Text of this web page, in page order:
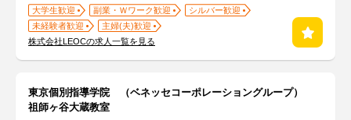
大学生歓迎 副業・Ｗワーク歓迎
シルバー歓迎
未経験者歓迎
主婦(夫)歓迎
株式会社LEOCの求人一覧を見る
東京個別指導学院 （ベネッセコーポレーショングループ）
祖師ヶ谷大蔵教室